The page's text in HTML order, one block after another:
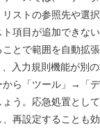
ストの参照先や選
項目が追加できな
とで範囲を自動拡
入力規則機能が別
から「ツール」→「
う。応急処置とし
再設定することも効